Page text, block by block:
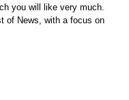
you will like very much.
of News, with a focus on